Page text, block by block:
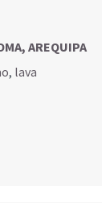
AREQUIPA
, lava